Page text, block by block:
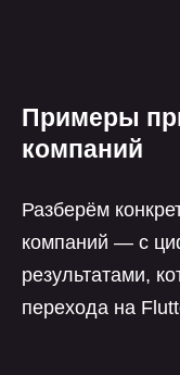
Примеры
компаний
Разберём
компаний — с
результатами,
перехода на